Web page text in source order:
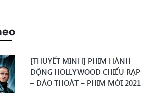
[THUYẾT MINH] PHIM HÀNH
ĐỘNG HOLLYWOOD CHIẾU RẠP
– ĐÀO THOÁT – PHIM MỚI 2021